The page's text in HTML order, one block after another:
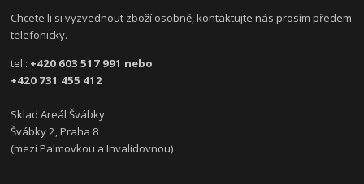
Chcete li si vyzvednout zboží osobně, kontaktujte nás prosím předem
telefonicky.
tel.: +420 603 517 991 nebo
+420 731 455 412
Sklad Areál Švábky
Švábky 2, Praha 8
(mezi Palmovkou a Invalidovnou)